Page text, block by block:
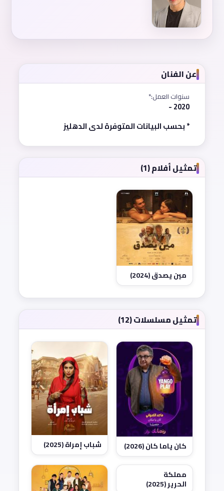
عن الفنان
سنوات العمل:*
2020 -
* بحسب البيانات المتوفرة لدى الدهليز
تمثيل أفلام (1)
مين يصدق (2024)
تمثيل مسلسلات (12)
كان ياما كان (2026) شباب إمراة (2025)
مملكة
الحرير (2025)